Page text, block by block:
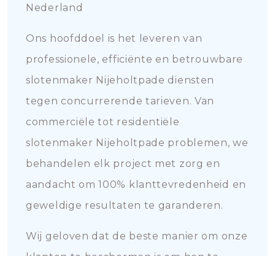
Nederland
Ons hoofddoel is het leveren van
professionele, efficiënte en betrouwbare
slotenmaker Nijeholtpade diensten
tegen concurrerende tarieven. Van
commerciële tot residentiële
slotenmaker Nijeholtpade problemen, we
behandelen elk project met zorg en
aandacht om 100% klanttevredenheid en
geweldige resultaten te garanderen.
Wij geloven dat de beste manier om onze